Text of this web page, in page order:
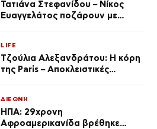
Τατιάνα Στεφανίδου – Νίκος
Ευαγγελάτος ποζάρουν με
LIFE
Τζούλια Αλεξανδράτου: Η κόρη
της Paris – Αποκλειστικές
ΔΙΕΘΝΗ
ΗΠΑ: 29χρονη
Αφροαμερικανίδα βρέθηκε